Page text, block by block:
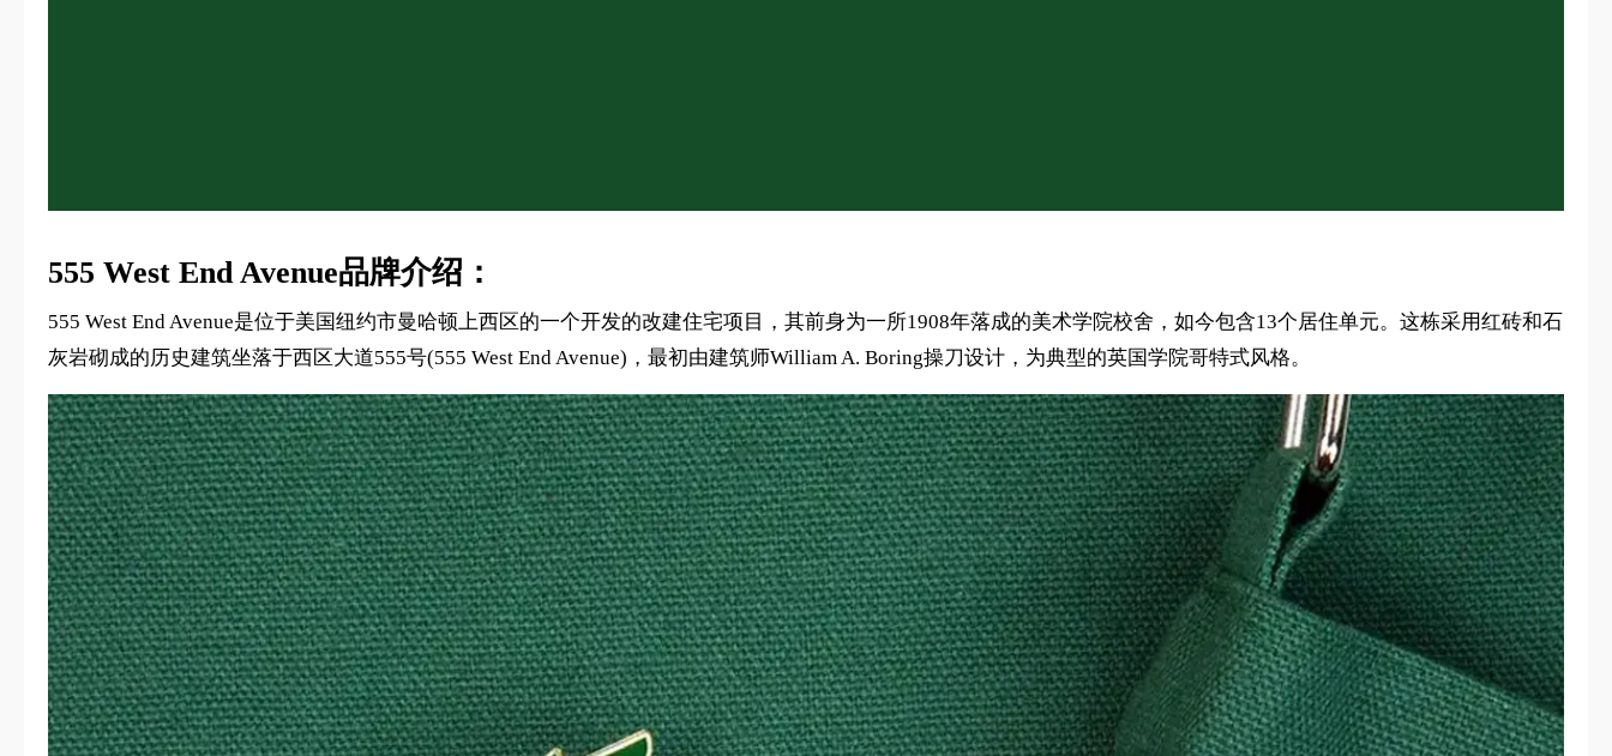
555 West End Avenue品牌介绍：
555 West End Avenue是位于美国纽约市曼哈顿上西区的一个开发的改建住宅项目，其前身为一所1908年落成的美术学院校舍，如今包含13个居住单元。这栋采用红砖和石
灰岩砌成的历史建筑坐落于西区大道555号(555 West End Avenue)，最初由建筑师William A. Boring操刀设计，为典型的英国学院哥特式风格。